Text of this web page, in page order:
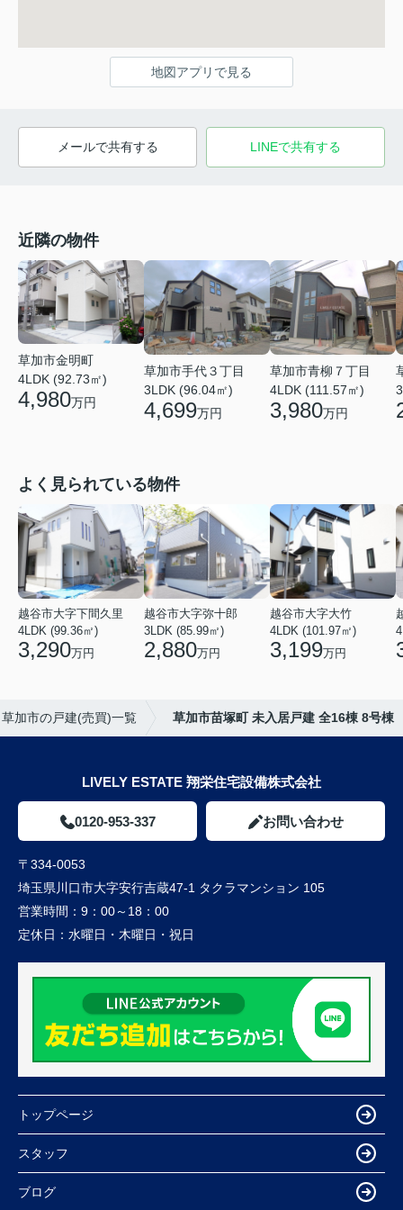
地図アプリで見る
メールで共有する LINEで共有する
近隣の物件
草加市金明町
4LDK (92.73㎡)
4,980万円
草加市手代３丁目
3LDK (96.04㎡)
4,699万円
草加市青柳７丁目
4LDK (111.57㎡)
3,980万円
よく見られている物件
越谷市大字下間久里
4LDK (99.36㎡)
3,290万円
越谷市大字弥十郎
3LDK (85.99㎡)
2,880万円
越谷市大字大竹
4LDK (101.97㎡)
3,199万円
草加市の戸建(売買)一覧 草加市苗塚町 未入居戸建 全16棟 8号棟
LIVELY ESTATE 翔栄住宅設備株式会社
0120-953-337 お問い合わせ
〒334-0053
埼玉県川口市大字安行吉蔵47-1 タクラマンション 105
営業時間： 9：00～18：00
定休日： 水曜日・木曜日・祝日
トップページ
スタッフ
ブログ